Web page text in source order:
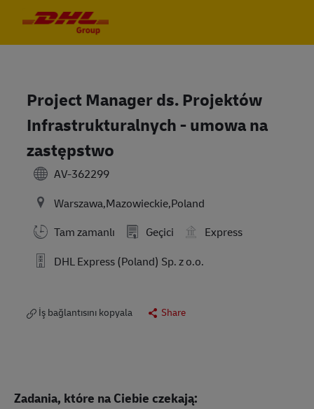
Project Manager ds. Projektów
Infrastrukturalnych - umowa na
zastępstwo
AV-362299
Warszawa,Mazowieckie,Poland
Tam zamanlı
Geçici
Express
DHL Express (Poland) Sp. z o.o.
İş bağlantısını kopyala Share
Zadania, które na Ciebie czekają: